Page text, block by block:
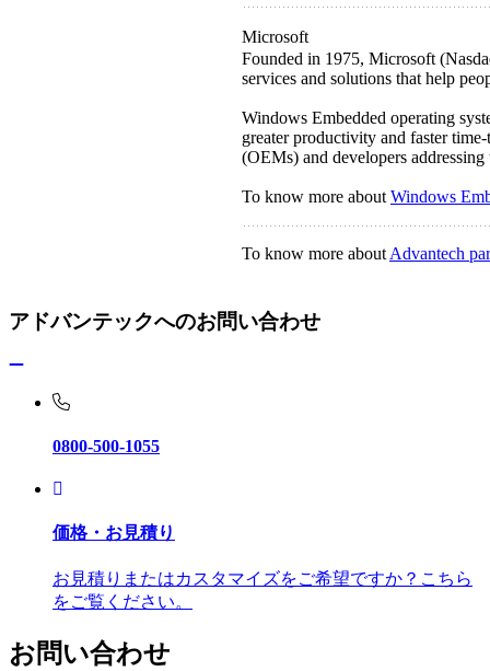
Microsoft
Founded in 1975, Microsoft
services and solutions that help
Windows Embedded operating
greater productivity and faster
(OEMs) and developers
To know more about Windows
To know more about Advantech
アドバンテックへのお問い合わせ
0800-500-1055
価格・お見積り
お見積りまたはカスタマイズをご希望ですか？こちら
をご覧ください。
お問い合わせ